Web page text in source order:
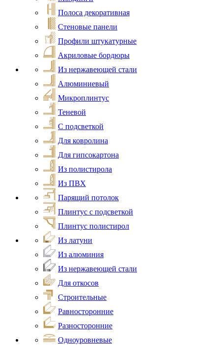
Полоса декоративная
Стеновые панели
Профили штукатурные
Акриловые бордюры
Из нержавеющей стали
Алюминиевый
Микроплинтус
Теневой
С подсветкой
Для ковролина
Для гипсокартона
Из полистирола
Из ПВХ
Парящий потолок
Плинтус с подсветкой
Плинтус полистирол
Из латуни
Из алюминия
Из нержавеющей стали
Для откосов
Строительные
Равносторонние
Разносторонние
Одноуровневые